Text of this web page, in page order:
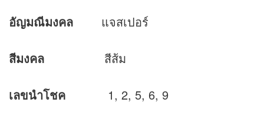
อัญมณีมงคล แจสเปอร์
สีมงคล สีส้ม
เลขนำโชค 1, 2, 5, 6, 9